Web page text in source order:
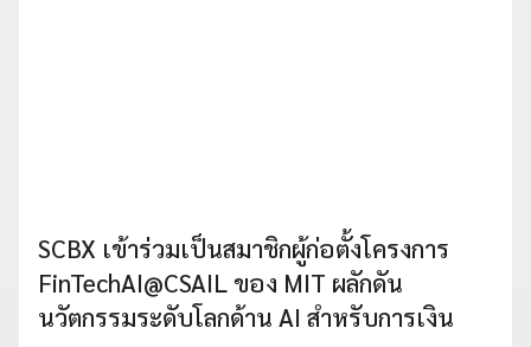
SCBX เข้าร่วมเป็นสมาชิกผู้ก่อตั้งโครงการ
FinTechAI@CSAIL ของ MIT ผลักดัน
นวัตกรรมระดับโลกด้าน AI สำหรับการเงิน